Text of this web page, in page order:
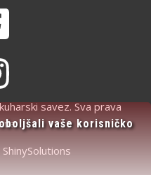
savez. Sva prava
ShinySolutions
vaše korisničko